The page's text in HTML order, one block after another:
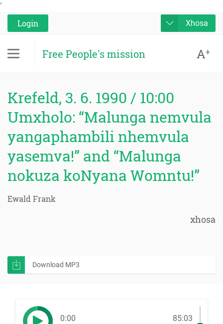
'
Login
Xhosa
Free People's mission A+
Krefeld, 3. 6. 1990 / 10:00
Umxholo: “Malunga nemvula
yangaphambili nhemvula
yasemva!” and “Malunga
nokuza koNyana Womntu!”
Ewald Frank
xhosa
Download MP3
0:00 85:03